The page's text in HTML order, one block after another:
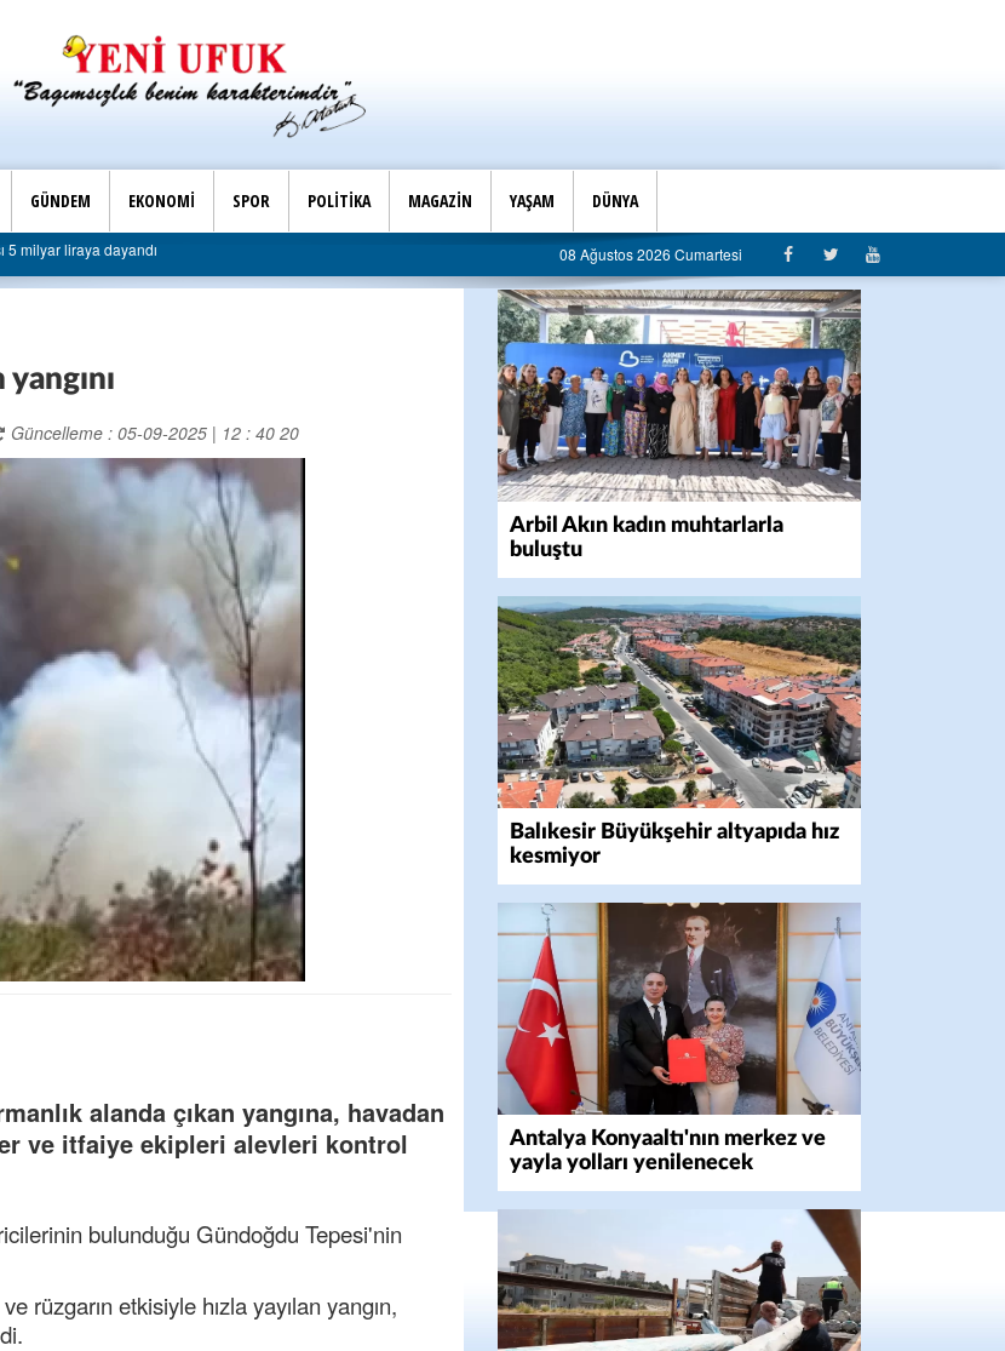
GÜNDEM EKONOMİ SPOR POLİTİKA MAGAZİN YAŞAM DÜNYA
Son Dakika | AK Parti Ereğli İlçe Başkanlığı’ndan belediyeye sert eleştiri: “Algı siyaseti değil, hizmet belediyeciliği”
08 Ağustos 2026 Cumartesi
Güncelleme : 05-09-2025 | 12 : 40 20
alanda çıkan yangına, havadan
ve itfaiye ekipleri alevleri kontrol
bulunduğu Gündoğdu Tepesi'nin
rüzgarın etkisiyle hızla yayılan yangın,
Arbil Akın kadın muhtarlarla
buluştu
Balıkesir Büyükşehir altyapıda hız
kesmiyor
Antalya Konyaaltı'nın merkez ve
yayla yolları yenilenecek